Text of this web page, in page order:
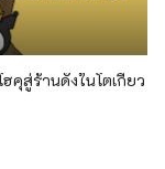
คุสู่ร้านดังในโตเกียว